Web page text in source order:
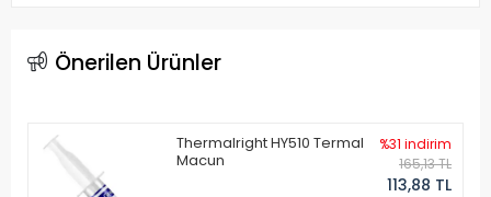
Önerilen Ürünler
Thermalright HY510 Termal
Macun
%31 indirim
165,13 TL
113,88 TL